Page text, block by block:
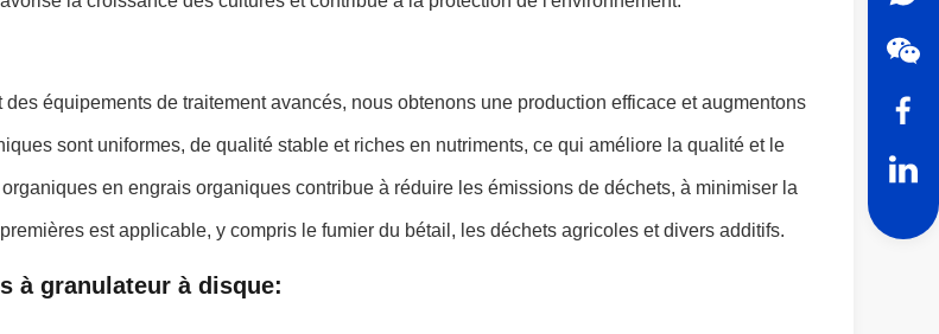
équipements de traitement avancés, nous obtenons une production efficace et augmentons
sont uniformes, de qualité stable et riches en nutriments, ce qui améliore la qualité et le
en engrais organiques contribue à réduire les émissions de déchets, à minimiser la
est applicable, y compris le fumier du bétail, les déchets agricoles et divers additifs.
à granulateur à disque: